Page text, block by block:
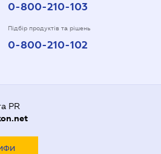
0-800-210-103
Підбір продуктів та рішень
0-800-210-102
PR